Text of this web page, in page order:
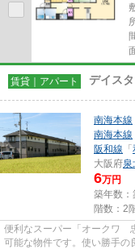
賃貸｜アパート デイス
南海本線
南海本線
阪和線 「
大阪府泉
6万円
築年数：
階数：2
便利なスーパー「オークワ
可能な物件です。使い勝手の